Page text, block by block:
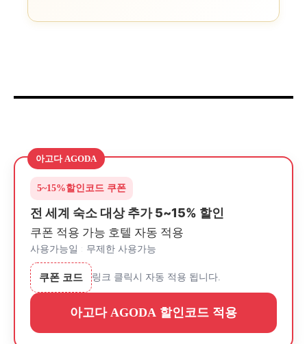
아고다 AGODA
5~15%할인코드 쿠폰
전 세계 숙소 대상 추가 5~15% 할인
쿠폰 적용 가능 호텔 자동 적용
사용가능일 : 무제한 사용가능
쿠폰 코드 링크 클릭시 자동 적용 됩니다.
아고다 AGODA 할인코드 적용